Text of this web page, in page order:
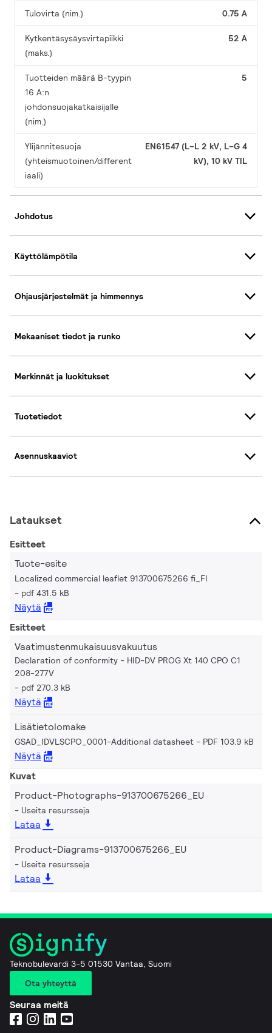
Tulovirta (nim.) 0.75 A
Kytkentäsysäysvirtapiikki
(maks.)
52 A
Tuotteiden määrä B-tyypin
16 A:n
johdonsuojakatkaisijalle
(nim.)
5
Ylijännitesuoja
(yhteismuotoinen/different
iaali)
EN61547 (L–L 2 kV, L–G 4
kV), 10 kV TIL
Johdotus
Käyttölämpötila
Ohjausjärjestelmät ja himmennys
Mekaaniset tiedot ja runko
Merkinnät ja luokitukset
Tuotetiedot
Asennuskaaviot
Lataukset
Esitteet
Tuote-esite
Localized commercial leaflet 913700675266 fi_FI
pdf 431.5 kB
Näytä
Esitteet
Vaatimustenmukaisuusvakuutus
Declaration of conformity - HID-DV PROG Xt 140 CPO C1
208-277V
pdf 270.3 kB
Näytä
Lisätietolomake
GSAD_IDVLSCPO_0001-Additional datasheet PDF 103.9 kB
Näytä
Kuvat
Product-Photographs-913700675266_EU
Useita resursseja
Lataa
Product-Diagrams-913700675266_EU
Useita resursseja
Lataa
Teknobulevardi 3-5 01530 Vantaa, Suomi
Ota yhteyttä
Seuraa meitä